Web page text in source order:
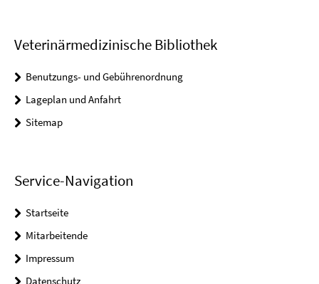
Veterinärmedizinische Bibliothek
Benutzungs- und Gebührenordnung
Lageplan und Anfahrt
Sitemap
Service-Navigation
Startseite
Mitarbeitende
Impressum
Datenschutz